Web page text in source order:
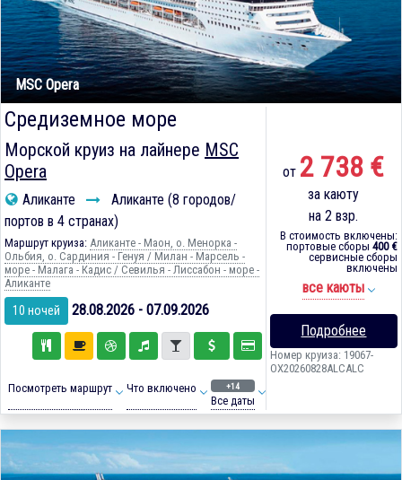
MSC Opera
Средиземное море
Морской круиз на лайнере MSC
Opera
Аликанте
Аликанте (8 городов/
портов в 4 странах)
Маршрут круиза: Аликанте - Маон, о. Менорка -
Ольбия, о. Сардиния - Генуя / Милан - Марсель -
море - Малага - Кадиc / Севилья - Лиссабон - море -
Аликанте
10 ночей 28.08.2026 - 07.09.2026
Посмотреть маршрут Что включено +14
Все даты
от 2 738 €
за каюту
на 2 взр.
В стоимость включены:
портовые сборы 400 €
сервисные сборы
включены
все каюты
Подробнее
Номер круиза: 19067-
OX20260828ALCALC